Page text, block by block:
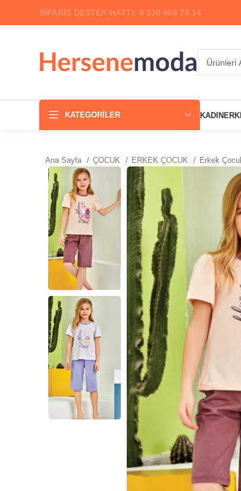
SİPARİŞ DESTEK HATTI: 0 530 469 74 14
KATEGORILER KADIN
Ana Sayfa ÇOCUK ERKEK ÇOCUK Erkek